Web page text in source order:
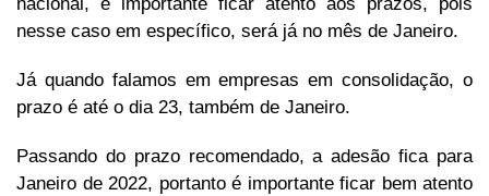
nesse caso em específico, será já no mês de Janeiro.
Já quando falamos em empresas em consolidação, o
prazo é até o dia 23, também de Janeiro.
Passando do prazo recomendado, a adesão fica para
Janeiro de 2022, portanto é importante ficar bem atento